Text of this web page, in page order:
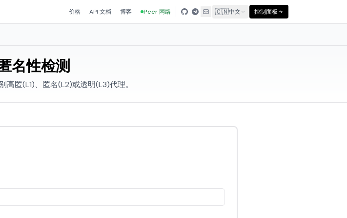
价格 API 文档 博客 Peer 网络 🇨🇳中文 控制面板
名性检测
匿(L1)、匿名(L2)或透明(L3)代理。